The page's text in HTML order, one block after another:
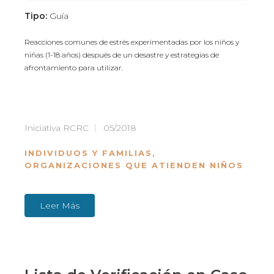
Tipo: Guía
Reacciones comunes de estrés experimentadas por los niños y
niñas (1-18 años) después de un desastre y estrategias de
afrontamiento para utilizar.
Iniciativa RCRC 05/2018
INDIVIDUOS Y FAMILIAS ,
ORGANIZACIONES QUE ATIENDEN NIÑOS
Leer Más